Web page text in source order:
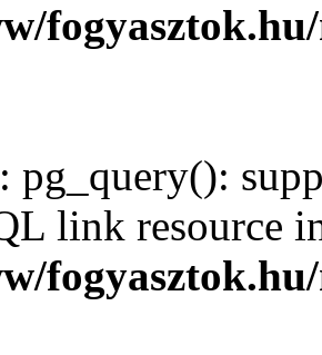
: pg_query():
link resource